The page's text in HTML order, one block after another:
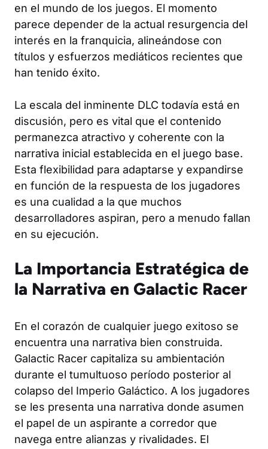
en el mundo de los juegos. El momento
parece depender de la actual resurgencia del
interés en la franquicia, alineándose con
títulos y esfuerzos mediáticos recientes que
han tenido éxito.
La escala del inminente DLC todavía está en
discusión, pero es vital que el contenido
permanezca atractivo y coherente con la
narrativa inicial establecida en el juego base.
Esta flexibilidad para adaptarse y expandirse
en función de la respuesta de los jugadores
es una cualidad a la que muchos
desarrolladores aspiran, pero a menudo fallan
en su ejecución.
La Importancia Estratégica de
la Narrativa en Galactic Racer
En el corazón de cualquier juego exitoso se
encuentra una narrativa bien construida.
Galactic Racer capitaliza su ambientación
durante el tumultuoso período posterior al
colapso del Imperio Galáctico. A los jugadores
se les presenta una narrativa donde asumen
el papel de un aspirante a corredor que
navega entre alianzas y rivalidades. El